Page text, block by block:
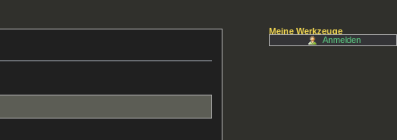
Meine Werkzeuge
Anmelden